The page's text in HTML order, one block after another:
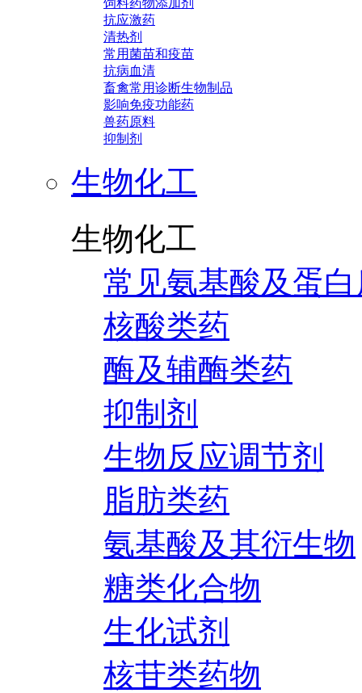
饲料药物添加剂
抗应激药
清热剂
常用菌苗和疫苗
抗病血清
畜禽常用诊断生物制品
影响免疫功能药
兽药原料
抑制剂
生物化工
生物化工
常见氨基酸及蛋
核酸类药
酶及辅酶类药
抑制剂
生物反应调节剂
脂肪类药
氨基酸及其衍生物
糖类化合物
生化试剂
核苷类药物